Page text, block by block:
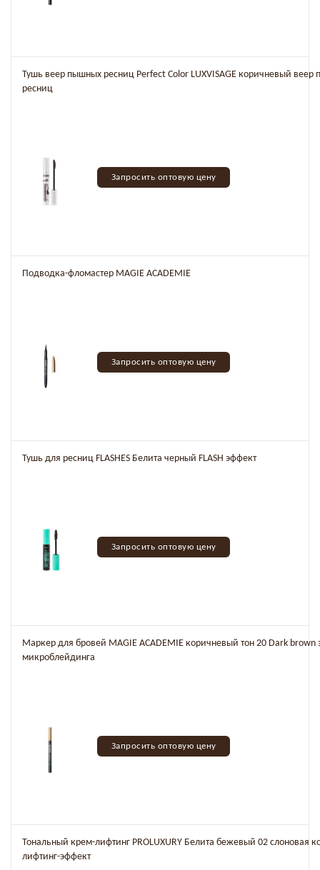
Тушь веер пышных ресниц Perfect Color LUXVISAGE коричневый веер
ресниц
Запросить оптовую цену
Подводка-фломастер MAGIE ACADEMIE
Запросить оптовую цену
Тушь для ресниц FLASHES Белита черный FLASH эффект
Запросить оптовую цену
Маркер для бровей MAGIE ACADEMIE коричневый тон 20 Dark brown
микроблейдинга
Запросить оптовую цену
Тональный крем-лифтинг PROLUXURY Белита бежевый 02 слоновая
лифтинг-эффект